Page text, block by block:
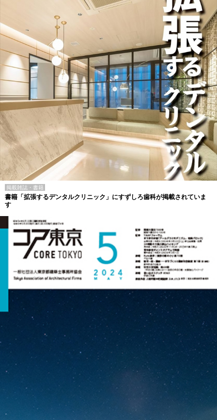
掲載雑誌・書籍
書籍「拡張するデンタルクリニック」にすずしろ歯科が掲載されていま
す